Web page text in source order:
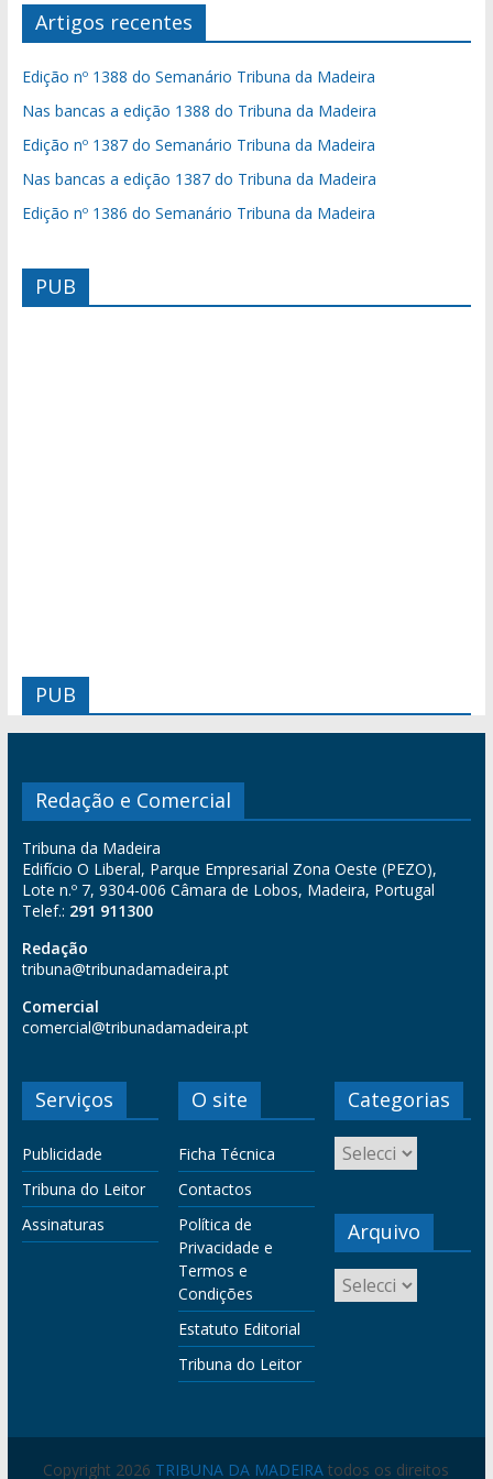
Artigos recentes
Edição nº 1388 do Semanário Tribuna da Madeira
Nas bancas a edição 1388 do Tribuna da Madeira
Edição nº 1387 do Semanário Tribuna da Madeira
Nas bancas a edição 1387 do Tribuna da Madeira
Edição nº 1386 do Semanário Tribuna da Madeira
PUB
PUB
Redação e Comercial
Tribuna da Madeira
Edifício O Liberal, Parque Empresarial Zona Oeste (PEZO),
Lote n.º 7, 9304-006 Câmara de Lobos, Madeira, Portugal
Telef.: 291 911300
Redação
tribuna@tribunadamadeira.pt
Comercial
comercial@tribunadamadeira.pt
Serviços
Publicidade
Tribuna do Leitor
Assinaturas
O site
Ficha Técnica
Contactos
Política de
Privacidade e
Termos e
Condições
Estatuto Editorial
Tribuna do Leitor
Categorias
Arquivo
Copyright 2026 TRIBUNA DA MADEIRA todos os direitos